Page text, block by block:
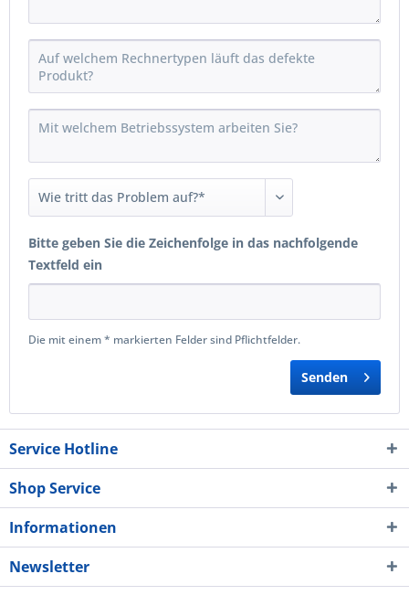
Bitte geben Sie die Zeichenfolge in das nachfolgende
Textfeld ein
Die mit einem * markierten Felder sind Pflichtfelder.
Senden
Service Hotline
Shop Service
Informationen
Newsletter